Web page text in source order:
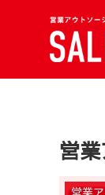
営
営業